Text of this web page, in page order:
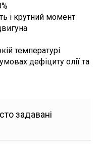
і крутний момент
температурі
дефіциту олії та
задавані